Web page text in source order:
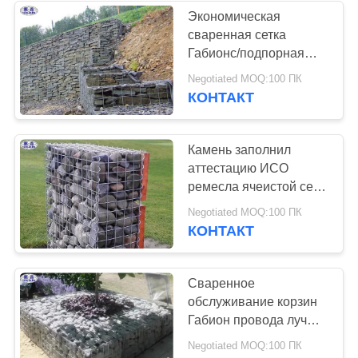
Противотанковая
проволока
MZP Препятствие
для проволоки с
низкой видимостью
Экономическая
сваренная сетка
Габионс/подпорная
стенка Габион
арретирует 3 лет
Negotiated MOQ:100 ПК
КОНТАКТ
Камень заполнил
аттестацию ИСО
ремесла ячеистой сети
Габион
гальванизированную
Negotiated MOQ:100 ПК
КОНТАКТ
Сваренное
обслуживание корзин
Габион провода лучше
подгонянное
Negotiated MOQ:100 ПК